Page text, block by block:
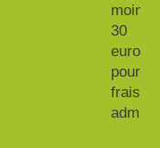
moins
30
euros
pour
frais